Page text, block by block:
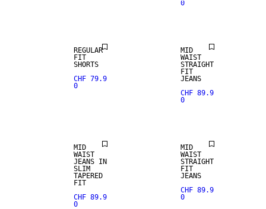
0
REGULAR
FIT
SHORTS
CHF 79.9
0
MID
WAIST
STRAIGHT
FIT
JEANS
CHF 89.9
0
MID
WAIST
JEANS IN
SLIM
TAPERED
FIT
CHF 89.9
0
MID
WAIST
STRAIGHT
FIT
JEANS
CHF 89.9
0